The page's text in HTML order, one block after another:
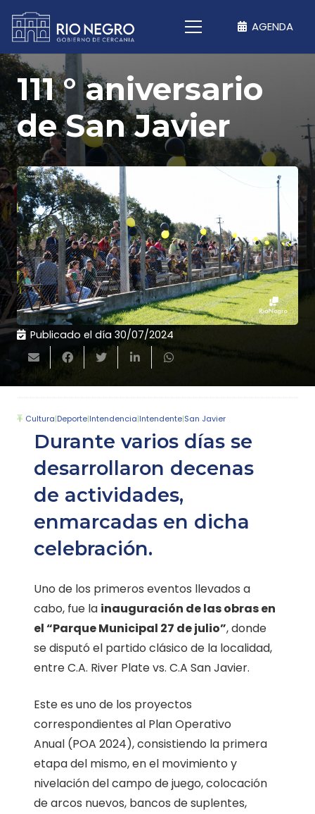
AGENDA
111 ° aniversario
de San Javier
Publicado el día 30/07/2024
Cultura|Deporte|Intendencia|Intendente|San Javier
Durante varios días se
desarrollaron decenas
de actividades,
enmarcadas en dicha
celebración.
Uno de los primeros eventos llevados a
cabo, fue la inauguración de las obras en
el “Parque Municipal 27 de julio”, donde
se disputó el partido clásico de la localidad,
entre C.A. River Plate vs. C.A San Javier.
Este es uno de los proyectos
correspondientes al Plan Operativo
Anual (POA 2024), consistiendo la primera
etapa del mismo, en el movimiento y
nivelación del campo de juego, colocación
de arcos nuevos, bancos de suplentes,